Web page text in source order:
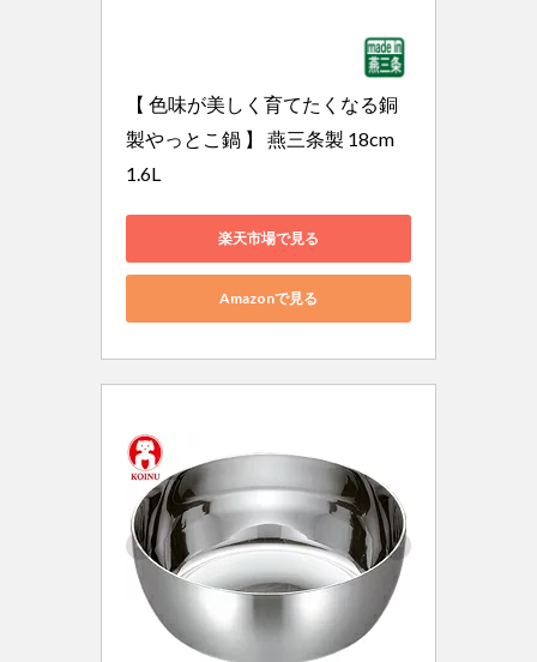
【 色味が美しく育てたくなる銅
製やっとこ鍋 】 燕三条製 18cm
1.6L
楽天市場で見る
Amazonで見る